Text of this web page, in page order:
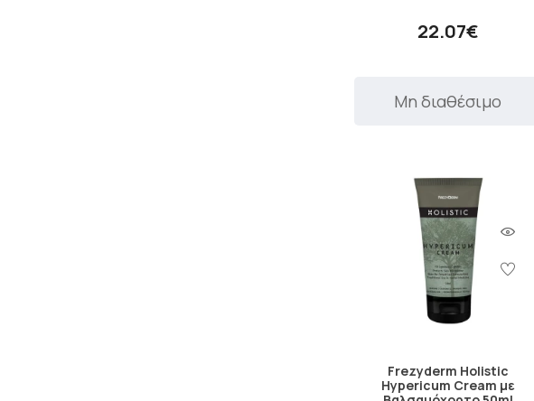
22.07€
Μη διαθέσιμο
Frezyderm Holistic
Hypericum Cream με